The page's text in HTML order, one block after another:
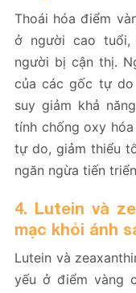
Thoái hóa điểm
ở người cao tuổi,
người bị cận thị.
của các gốc tự
suy giảm khả
tính chống oxy
tự do, giảm thiểu
ngăn ngừa tiến
4. Lutein và
mạc khỏi ánh
Lutein và
yếu ở điểm vàng